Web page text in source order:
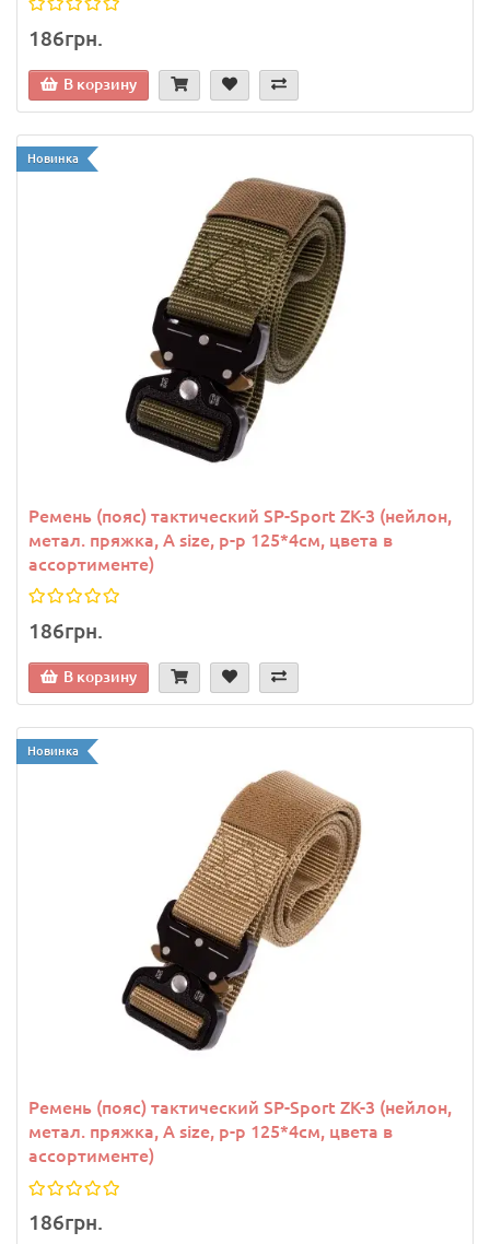
186грн.
В корзину
Новинка
Ремень (пояс) тактический SP-Sport ZK-3 (нейлон,
метал. пряжка, A size, р-р 125*4см, цвета в
ассортименте)
186грн.
В корзину
Новинка
Ремень (пояс) тактический SP-Sport ZK-3 (нейлон,
метал. пряжка, A size, р-р 125*4см, цвета в
ассортименте)
186грн.